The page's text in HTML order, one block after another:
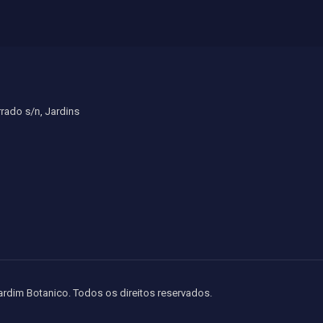
s/n, Jardins
Botanico. Todos os direitos reservados.